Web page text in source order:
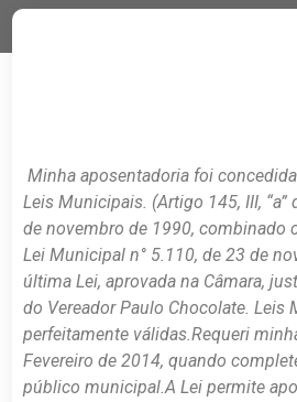
Minha aposentadoria foi
Leis Municipais. (Artigo 145, III, “a”
de novembro de 1990, combinado
Lei Municipal n° 5.110, de 23 de
última Lei, aprovada na Câmara,
do Vereador Paulo Chocolate. Leis
perfeitamente válidas.Requeri
Fevereiro de 2014, quando
público municipal.A Lei permite